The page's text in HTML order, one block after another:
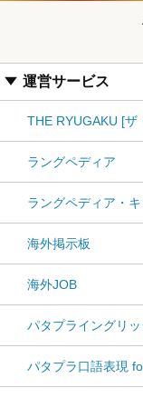
運営サービス
THE RYUGAKU [ザ
ラングペディア
ラングペディア・
海外掲示板
海外JOB
パタプライングリ
パタプラ口語表現